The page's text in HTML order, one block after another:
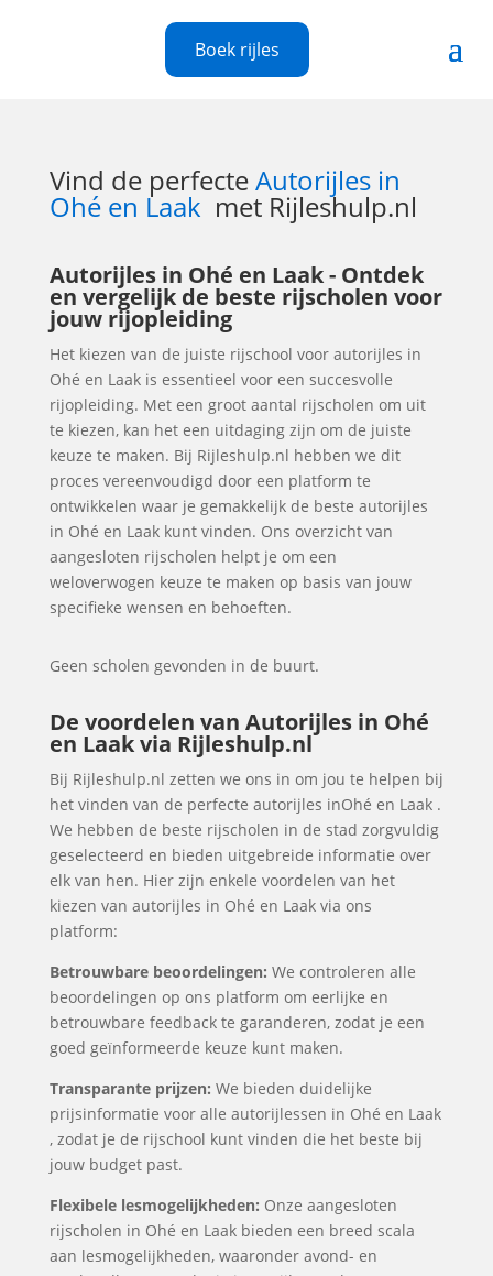
Boek rijles
Vind de perfecteAutorijles in
Ohé en Laak met Rijleshulp.nl
Autorijles in Ohé en Laak - Ontdek
en vergelijk de beste rijscholen voor
jouw rijopleiding
Het kiezen van de juiste rijschool voor autorijles in
Ohé en Laak is essentieel voor een succesvolle
rijopleiding. Met een groot aantal rijscholen om uit
te kiezen, kan het een uitdaging zijn om de juiste
keuze te maken. Bij Rijleshulp.nl hebben we dit
proces vereenvoudigd door een platform te
ontwikkelen waar je gemakkelijk de beste autorijles
in Ohé en Laak kunt vinden. Ons overzicht van
aangesloten rijscholen helpt je om een
weloverwogen keuze te maken op basis van jouw
specifieke wensen en behoeften.
Geen scholen gevonden in de buurt.
De voordelen van Autorijles in Ohé
en Laak via Rijleshulp.nl
Bij Rijleshulp.nl zetten we ons in om jou te helpen bij
het vinden van de perfecte autorijles inOhé en Laak .
We hebben de beste rijscholen in de stad zorgvuldig
geselecteerd en bieden uitgebreide informatie over
elk van hen. Hier zijn enkele voordelen van het
kiezen van autorijles in Ohé en Laak via ons
platform:
Betrouwbare beoordelingen: We controleren alle
beoordelingen op ons platform om eerlijke en
betrouwbare feedback te garanderen, zodat je een
goed geïnformeerde keuze kunt maken.
Transparante prijzen: We bieden duidelijke
prijsinformatie voor alle autorijlessen in Ohé en Laak
, zodat je de rijschool kunt vinden die het beste bij
jouw budget past.
Flexibele lesmogelijkheden: Onze aangesloten
rijscholen in Ohé en Laak bieden een breed scala
aan lesmogelijkheden, waaronder avond- en